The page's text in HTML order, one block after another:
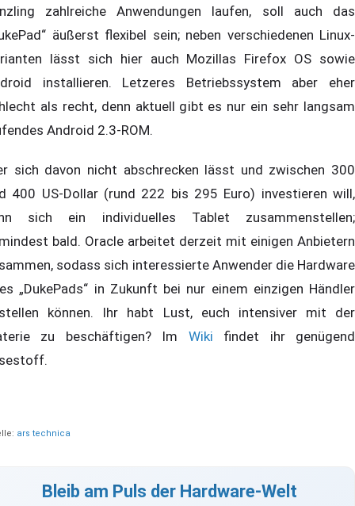
zahlreiche Anwendungen laufen, soll auch das
äußerst flexibel sein; neben verschiedenen Linux-
lässt sich hier auch Mozillas Firefox OS sowie
installieren. Letzeres Betriebssystem aber eher
als recht, denn aktuell gibt es nur ein sehr langsam
Android 2.3-ROM.
sich davon nicht abschrecken lässt und zwischen 300
400 US-Dollar (rund 222 bis 295 Euro) investieren will,
sich ein individuelles Tablet zusammenstellen;
bald. Oracle arbeitet derzeit mit einigen Anbietern
sodass sich interessierte Anwender die Hardware
„DukePads“ in Zukunft bei nur einem einzigen Händler
können. Ihr habt Lust, euch intensiver mit der
zu beschäftigen? Im Wiki findet ihr genügend
ars technica
Bleib am Puls der Hardware-Welt